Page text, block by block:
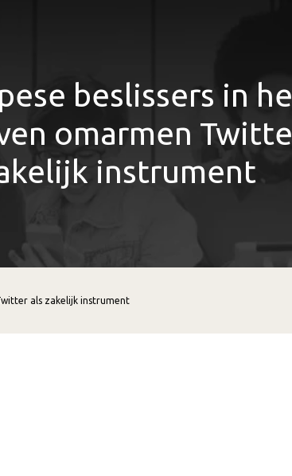
beslissers in
omarmen
instrument
als zakelijk instrument